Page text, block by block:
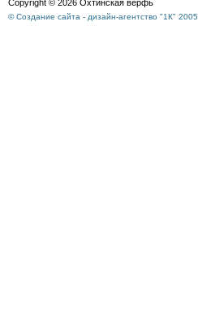
Copyright © 2026 Охтинская верфь
© Создание сайта - дизайн-агентство "1К" 2005